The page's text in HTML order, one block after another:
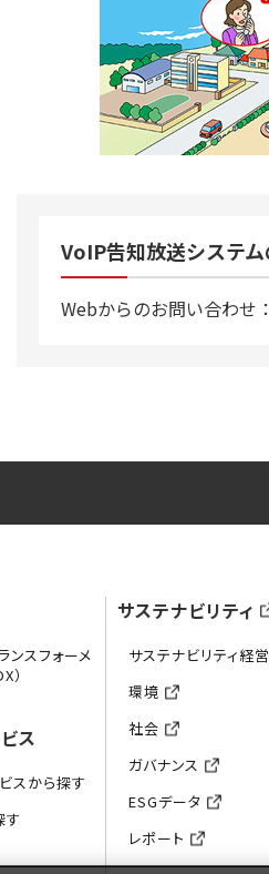
VoIP告知放送システ
Webからのお問い合わせ：
ンスフォーメ
）
ス
スから探す
す
サステナビリティ
サステナビリティ経営
環境
社会
ガバナンス
ESGデータ
レポート